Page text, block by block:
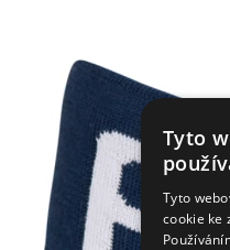
Tyto
Tyto
cookie ke